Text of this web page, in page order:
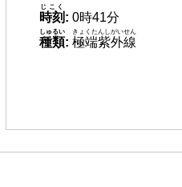
時刻
じこく
: 0時41分
種類
しゅるい
: 極端紫外線
きょくたんしがいせん